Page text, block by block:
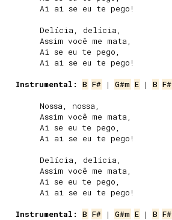
     Ai ai se eu te pego!
     Delícia, delícia,
     Assim você me mata,
     Ai se eu te pego,
     Ai ai se eu te pego!
Instrumental:
B F# | G#m E | B F#
     Nossa, nossa,
     Assim você me mata,
     Ai se eu te pego,
     Ai ai se eu te pego!
     Delícia, delícia,
     Assim você me mata,
     Ai se eu te pego,
     Ai ai se eu te pego!
Instrumental:
B F# | G#m E | B F#